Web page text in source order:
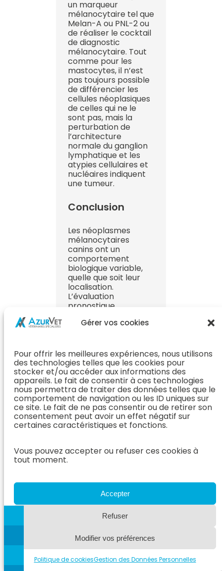
Gérer vos cookies
Pour offrir les meilleures expériences, nous utilisons
des technologies telles que les cookies pour
stocker et/ou accéder aux informations des
appareils. Le fait de consentir à ces technologies
nous permettra de traiter des données telles que le
comportement de navigation ou les ID uniques sur
ce site. Le fait de ne pas consentir ou de retirer son
consentement peut avoir un effet négatif sur
certaines caractéristiques et fonctions.
Vous pouvez accepter ou refuser ces cookies à
tout moment.
Accepter
Refuser
Modifier vos préférences
Politique de cookiesGestion des Données Personnelles
un marqueur
mélanocytaire tel que
Melan-A ou PNL-2 ou
de réaliser le cocktail
de diagnostic
mélanocytaire. Tout
comme pour les
mastocytes, il n’est
pas toujours possible
de différencier les
cellules néoplasiques
de celles qui ne le
sont pas, mais la
perturbation de
l’architecture
normale du ganglion
lymphatique et les
atypies cellulaires et
nucléaires indiquent
une tumeur.
Conclusion
Les néoplasmes
mélanocytaires
canins ont un
comportement
biologique variable,
quelle que soit leur
localisation.
L’évaluation
pronostique
combinaison
que parfois la
détermination
immunohistochimique
de l’indice Ki67. Pour
les néoplasmes
mélanocytaires
mélanocytaires
cutanés, l’épaisseur
de la tumeur et
lésion doivent être
incluses dans cette
des néoplasmes
mélanocytaires
canins est souvent
aspiration à l’aiguille
fine, mais
l’histopathologie est
nécessaire pour